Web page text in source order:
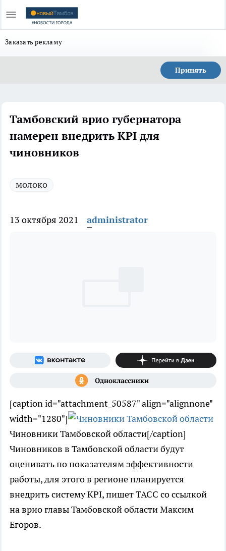
Заказать рекламу
Принять
Тамбовский врио губернатора
намерен внедрить KPI для
чиновников
молоко
13 октября 2021 administrator
[caption id="attachment_50587" align="alignnone"
width="1280"]
Чиновники Тамбовской области[/caption]
Чиновников в Тамбовской области будут
оценивать по показателям эффективности
работы, для этого в регионе планируется
внедрить систему KPI, пишет ТАСС со ссылкой
на врио главы Тамбовской области Максим
Егоров.